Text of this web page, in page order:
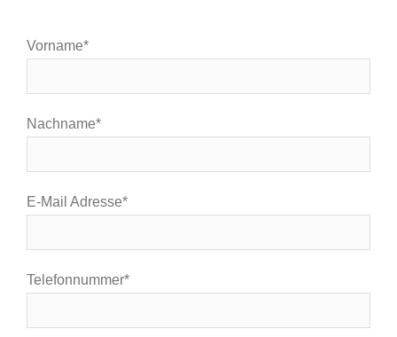
Vorname*
Nachname*
E-Mail Adresse*
Telefonnummer*